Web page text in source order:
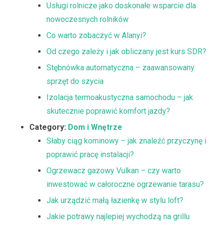
Usługi rolnicze jako doskonałe wsparcie dla
nowoczesnych rolników
Co warto zobaczyć w Alanyi?
Od czego zależy i jak obliczany jest kurs SDR?
Stębnówka automatyczna – zaawansowany
sprzęt do szycia
Izolacja termoakustyczna samochodu – jak
skutecznie poprawić komfort jazdy?
Category: Dom i Wnętrze
Słaby ciąg kominowy – jak znaleźć przyczynę i
poprawić pracę instalacji?
Ogrzewacz gazowy Vulkan – czy warto
inwestować w całoroczne ogrzewanie tarasu?
Jak urządzić małą łazienkę w stylu loft?
Jakie potrawy najlepiej wychodzą na grillu